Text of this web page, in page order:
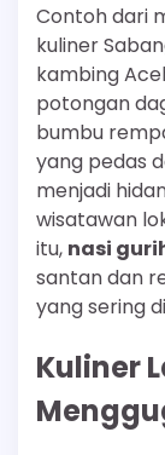
Contoh dari
kuliner
kambing
potongan
bumbu
yang pedas
menjadi
wisatawan
itu, nasi
santan dan
yang sering
Kuliner